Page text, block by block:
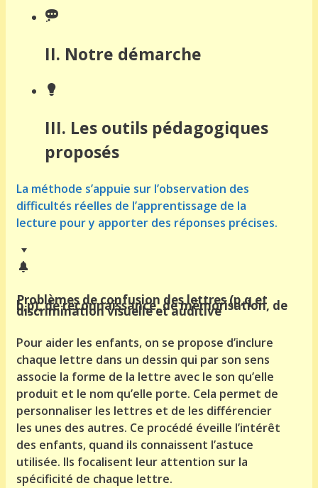
II. Notre démarche
III. Les outils pédagogiques
proposés
La méthode s’appuie sur l’observation des
difficultés réelles de l’apprentissage de la
lecture pour y apporter des réponses précises.
Problèmes de confusion des lettres (p,q et
b,p), de reconnaissance, de mémorisation, de
discrimination visuelle et auditive
Pour aider les enfants, on se propose d’inclure
chaque lettre dans un dessin qui par son sens
associe la forme de la lettre avec le son qu’elle
produit et le nom qu’elle porte. Cela permet de
personnaliser les lettres et de les différencier
les unes des autres. Ce procédé éveille l’intérêt
des enfants, quand ils connaissent l’astuce
utilisée. Ils focalisent leur attention sur la
spécificité de chaque lettre.